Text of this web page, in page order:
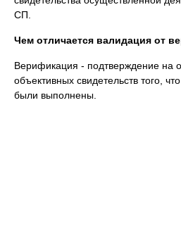
СП.
Чем отличается валидация от
Верификация - подтверждение на
объективных свидетельств того,
были выполнены.